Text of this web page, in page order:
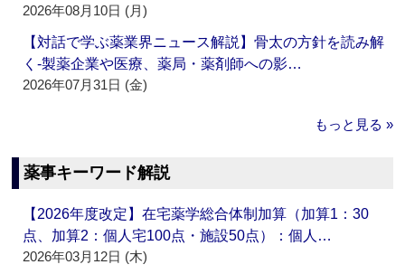
2026年08月10日 (月)
【対話で学ぶ薬業界ニュース解説】骨太の方針を読み解
く‐製薬企業や医療、薬局・薬剤師への影…
2026年07月31日 (金)
もっと見る »
薬事キーワード解説
【2026年度改定】在宅薬学総合体制加算（加算1：30
点、加算2：個人宅100点・施設50点）：個人…
2026年03月12日 (木)